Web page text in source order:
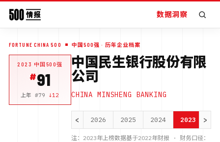
数据洞察
FORTUNE CHINA 500 中国500强 · 历年企业档案
2023 中国500强
91
上年 #79 ↓12
中国民生银行股份有限
公司
CHINA MINSHENG BANKING
< 2026 2025 2024 2023 >
注： 2023年上榜数据基于2022年财报 · 财务口径：